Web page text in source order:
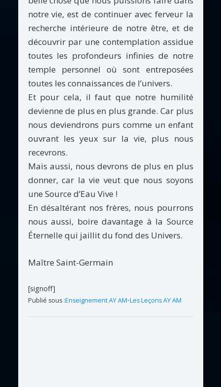
notre vie, est de continuer avec ferveur la
recherche intérieure de notre être, et de
découvrir par une contemplation assidue
toutes les profondeurs infinies de notre
temple personnel où sont entreposées
toutes les connaissances de l’univers.
Et pour cela, il faut que notre humilité
devienne de plus en plus grande. Car plus
nous deviendrons purs comme un enfant
ouvrant les yeux sur la vie, plus nous
recevrons.
Mais aussi, nous devrons de plus en plus
donner, car la vie veut que nous soyons
une Source d’Eau Vive !
En désaltérant nos frères, nous pourrons
nous aussi, boire davantage à la Source
Éternelle qui jaillit du fond des Univers.
Maître Saint-Germain
[signoff]
Publié sous :Enseignement AY AM•Les Leçons AY AM